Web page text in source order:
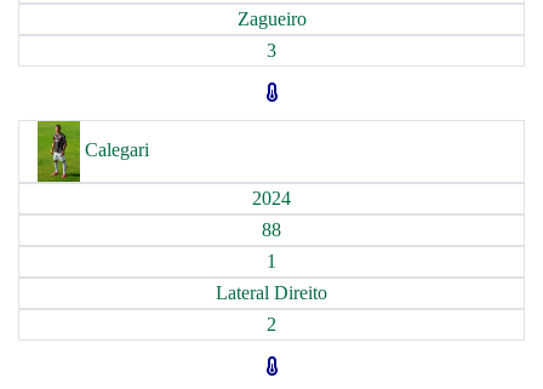
Zagueiro
3
Calegari
2024
88
1
Lateral Direito
2